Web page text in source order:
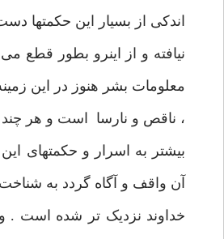
اندکی از بسیار این حکمتها
نیافته و از اینرو بطور قطع
معلومات بشر هنوز در این
، ناقص و نارسا است و هر چند
بیشتر به اسرار و حکمتهای
آن واقف و آگاه گردد به شناخت
خداوند نزدیک تر شده است .